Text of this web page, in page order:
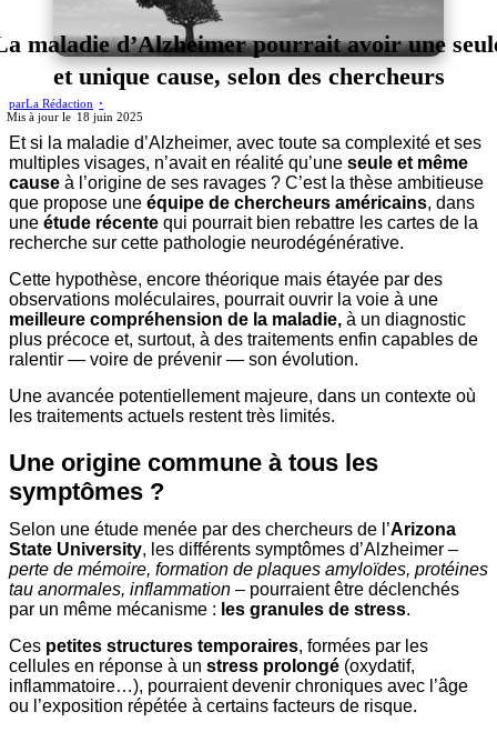
maladie d’Alzheimer pourrait avoir une
et unique cause, selon des chercheurs
parLa Rédaction
18 juin 2025
Et si la maladie d’Alzheimer, avec toute sa complexité et ses
multiples visages, n’avait en réalité qu’une seule et même
cause à l’origine de ses ravages ? C’est la thèse ambitieuse
que propose une équipe de chercheurs américains, dans
une étude récente qui pourrait bien rebattre les cartes de la
recherche sur cette pathologie neurodégénérative.
Cette hypothèse, encore théorique mais étayée par des
observations moléculaires, pourrait ouvrir la voie à une
meilleure compréhension de la maladie, à un diagnostic
plus précoce et, surtout, à des traitements enfin capables de
ralentir — voire de prévenir — son évolution.
Une avancée potentiellement majeure, dans un contexte où
les traitements actuels restent très limités.
Une origine commune à tous les
symptômes ?
Selon une étude menée par des chercheurs de l’Arizona
State University, les différents symptômes d’Alzheimer –
perte de mémoire, formation de plaques amyloïdes, protéines
tau anormales, inflammation – pourraient être déclenchés
par un même mécanisme : les granules de stress.
Ces petites structures temporaires, formées par les
cellules en réponse à un stress prolongé (oxydatif,
inflammatoire…), pourraient devenir chroniques avec l’âge
ou l’exposition répétée à certains facteurs de risque.